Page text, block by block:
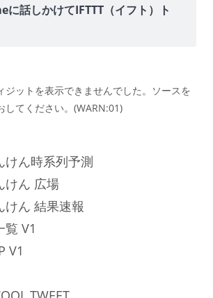
に話しかけてIFTTT（イフト）ト
ジットを表示できませんでした。ソースを
してください。(WARN:01)
けん時系列予測
けん 広場
けん 結果速報
覧 V1
V1